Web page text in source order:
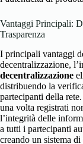
Vantaggi Principali:
Trasparenza
I principali vantaggi
decentralizzazione,
decentralizzazione
distribuendo la
partecipanti della rete.
una volta registrati
l’integrità delle
a tutti i partecipanti
creando un sistema